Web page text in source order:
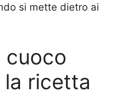
si mette dietro ai
cuoco
la ricetta